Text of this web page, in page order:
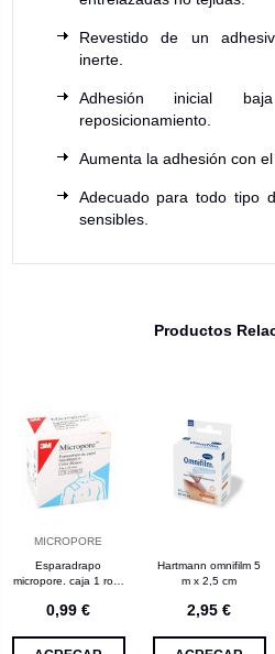
Revestido de un
inerte.
Adhesión inicial
reposicionamiento.
Aumenta la adhesión con el
Adecuado para todo tipo
sensibles.
Productos
MICROPORE
Esparadrapo
micropore. caja 1 rollo
0,99 €
Hartmann omnifilm 5
m x 2,5 cm
2,95 €